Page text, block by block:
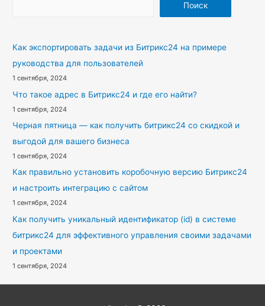
Поиск
Как экспортировать задачи из Битрикс24 на примере
руководства для пользователей
1 сентября, 2024
Что такое адрес в Битрикс24 и где его найти?
1 сентября, 2024
Черная пятница — как получить битрикс24 со скидкой и
выгодой для вашего бизнеса
1 сентября, 2024
Как правильно установить коробочную версию Битрикс24
и настроить интеграцию с сайтом
1 сентября, 2024
Как получить уникальный идентификатор (id) в системе
битрикс24 для эффективного управления своими задачами
и проектами
1 сентября, 2024